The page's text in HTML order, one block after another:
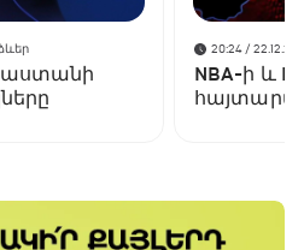
20:24 /
NBA-ի և